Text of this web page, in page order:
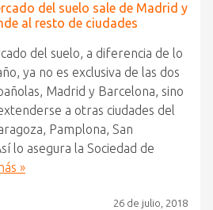
del suelo sale de Madrid y
al resto de ciudades
del suelo, a diferencia de lo
ya no es exclusiva de las dos
Madrid y Barcelona, sino
a otras ciudades del
Pamplona, San
lo asegura la Sociedad de
»
26 de julio, 2018